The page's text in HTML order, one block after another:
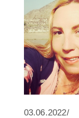
03.06.2022/